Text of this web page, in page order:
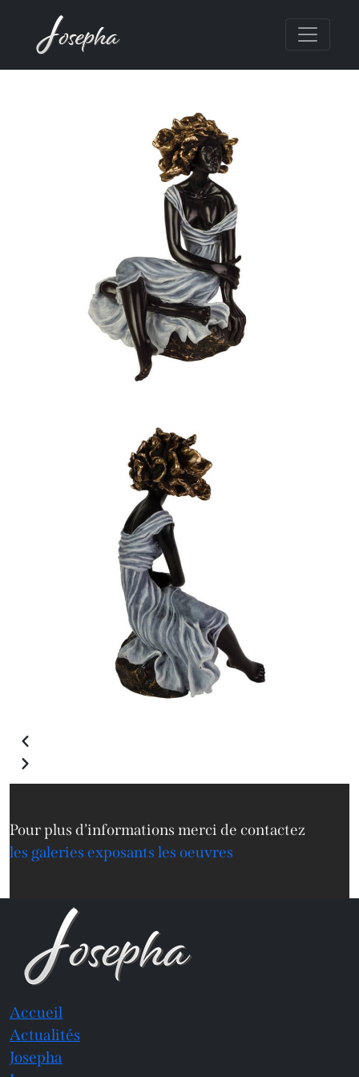
Pour plus d’informations merci de contactez
les galeries exposants les oeuvres
Accueil
Actualités
Josepha